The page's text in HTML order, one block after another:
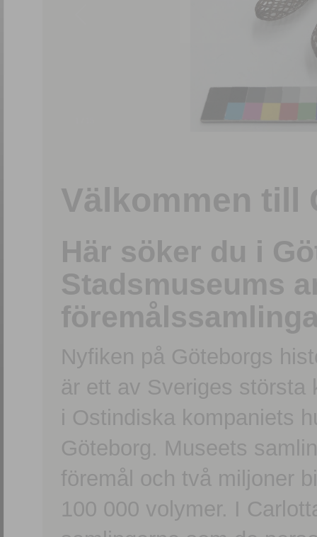
Välkommen till
Här söker du i
Stadsmuseums
Nyfiken på Göteborgs
är ett av Sveriges största
i Ostindiska kompaniets
Göteborg. Museets
föremål och två miljoner
100 000 volymer. I